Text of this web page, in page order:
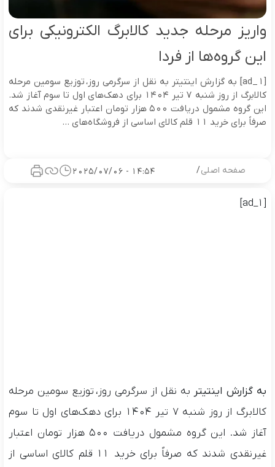
صفحه اصلی/
14:54 - 2025/07/06
واریز مرحله جدید کالابرگ الکترونیکی برای
این گروه‌ها از فردا
[ad_1] به گزارش اینتیتر به نقل از سرگرمی روز، توزیع سومین مرحله
کالابرگ از روز شنبه ۷ تیر ۱۴۰۴ برای دهک‌های اول تا سوم آغاز شد.
این گروه مشمول دریافت ۵۰۰ هزار تومان اعتبار غیرنقدی شدند که
صرفاً برای خرید ۱۱ قلم کالای اساسی از فروشگاه‌های ...
[ad_1]
به گزارش اینتیتر به نقل از سرگرمی روز، توزیع سومین مرحله
کالابرگ از روز شنبه ۷ تیر ۱۴۰۴ برای دهک‌های اول تا سوم
آغاز شد. این گروه مشمول دریافت ۵۰۰ هزار تومان اعتبار
غیرنقدی شدند که صرفاً برای خرید ۱۱ قلم کالای اساسی از